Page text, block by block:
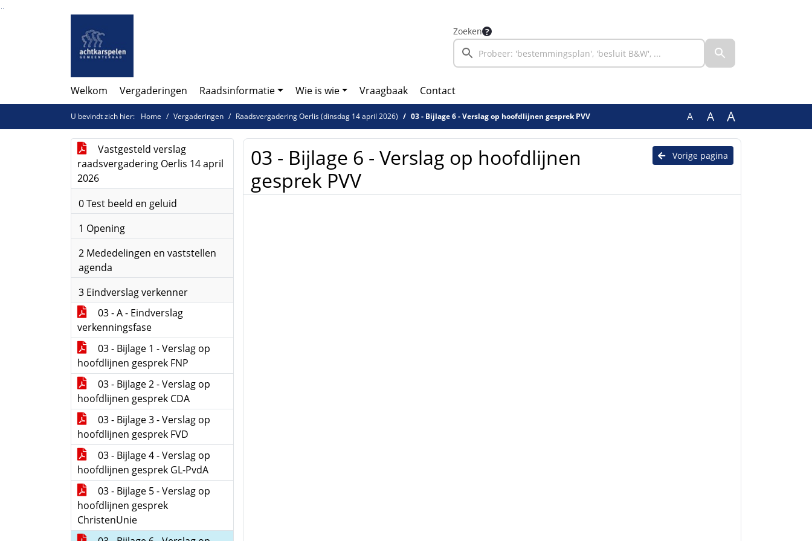
Ga naar de inhoud van deze pagina
Ga naar het zoeken
Ga naar het menu
Zoeken
Welkom Vergaderingen Raadsinformatie Wie is wie Vraagbaak Contact
U bevindt zich hier: Home Vergaderingen Raadsvergadering Oerlis (dinsdag 14 april 2026) 03 - Bijlage 6 - Verslag op hoofdlijnen gesprek PVV A A A
Vastgesteld verslag
raadsvergadering Oerlis 14 april
2026
0 Test beeld en geluid
1 Opening
2 Mededelingen en vaststellen
agenda
3 Eindverslag verkenner
03 - A - Eindverslag
verkenningsfase
03 - Bijlage 1 - Verslag op
hoofdlijnen gesprek FNP
03 - Bijlage 2 - Verslag op
hoofdlijnen gesprek CDA
03 - Bijlage 3 - Verslag op
hoofdlijnen gesprek FVD
03 - Bijlage 4 - Verslag op
hoofdlijnen gesprek GL-PvdA
03 - Bijlage 5 - Verslag op
hoofdlijnen gesprek
ChristenUnie
Vorige pagina
03 - Bijlage 6 - Verslag op hoofdlijnen
gesprek PVV